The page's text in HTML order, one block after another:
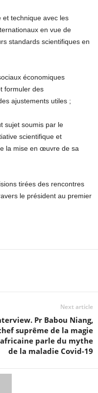
et technique avec les
en vue de
standards scientifiques en
économiques
formuler des
ajustements utiles ;
sujet soumis par le
scientifique et
la mise en œuvre de sa
tirées des rencontres
le président au premier
Next article
Pr Babou Niang,
suprême de la magie
africaine parle du mythe
de la maladie Covid-19